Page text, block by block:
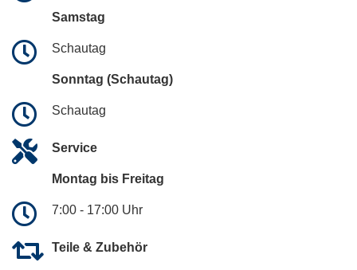
Samstag
Schautag
Sonntag (Schautag)
Schautag
Service
Montag bis Freitag
7:00 - 17:00 Uhr
Teile & Zubehör